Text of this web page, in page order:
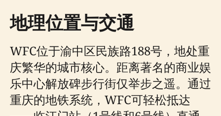
地理位置与交通
WFC位于渝中区民族路188号，地处重
庆繁华的城市核心。距离著名的商业娱
乐中心解放碑步行街仅举步之遥。通过
重庆的地铁系统，WFC可轻松抵达